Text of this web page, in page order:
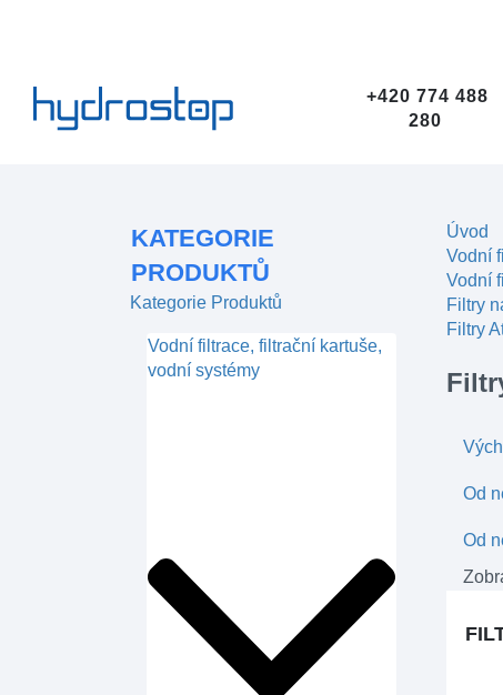
+420 774 488
280
KATEGORIE
PRODUKTŮ
Kategorie Produktů
Vodní filtrace, filtrační kartuše,
vodní systémy
Úvod
Vodní
Vodní
Filtry
Filtry
Od
Od